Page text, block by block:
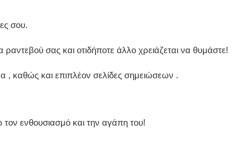
σου.
σας και οτιδήποτε άλλο χρειάζεται να θυμάστε!
, καθώς και επιπλέον σελίδες σημειώσεων .
ενθουσιασμό και την αγάπη του!